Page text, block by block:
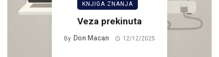
KNJIGA ZNANJA
Veza prekinuta
By Don Macan 12/12/2025